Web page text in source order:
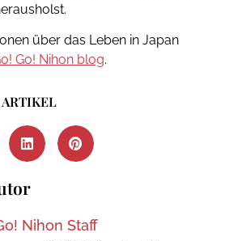
über das Leben in Japan
Go! Nihon blog.
Nihon Staff